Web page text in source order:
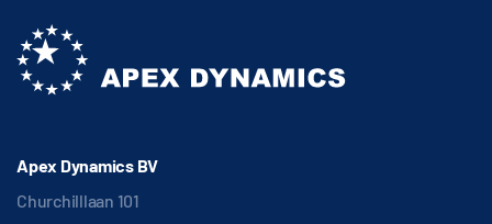
Apex Dynamics BV
Churchilllaan 101